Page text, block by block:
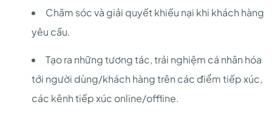
Chăm sóc và giải quyết khiếu nại khi khách hàng
yêu cầu.
Tạo ra những tương tác, trải nghiệm cá nhân hóa
tới người dùng/khách hàng trên các điểm tiếp xúc,
các kênh tiếp xúc online/offline.